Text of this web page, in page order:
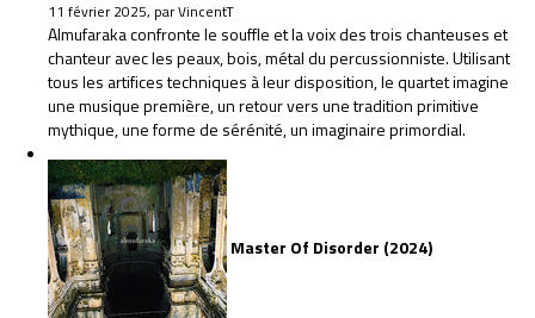
11 février 2025, par VincentT
Almufaraka confronte le souffle et la voix des trois chanteuses et
chanteur avec les peaux, bois, métal du percussionniste. Utilisant
tous les artifices techniques à leur disposition, le quartet imagine
une musique première, un retour vers une tradition primitive
mythique, une forme de sérénité, un imaginaire primordial.
Master Of Disorder (2024)